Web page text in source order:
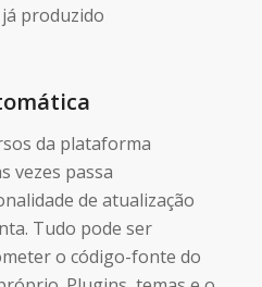
produzido
da plataforma
vezes passa
de atualização
Tudo pode ser
o código-fonte do